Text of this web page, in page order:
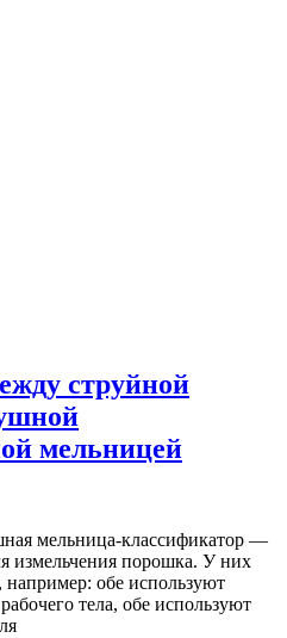
струйной
мельницей
мельница-классификатор —
измельчения порошка. У них
например: обе используют
тела, обе используют